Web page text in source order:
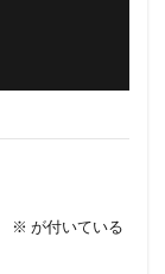
※ が付いている